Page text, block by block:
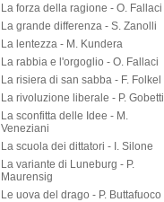
La forza della ragione - O. Fallaci
La grande differenza - S. Zanolli
La lentezza - M. Kundera
La rabbia e l'orgoglio - O. Fallaci
La risiera di san sabba - F. Folkel
La rivoluzione liberale - P. Gobetti
La sconfitta delle Idee - M.
Veneziani
La scuola dei dittatori - I. Silone
La variante di Luneburg - P.
Maurensig
Le uova del drago - P. Buttafuoco